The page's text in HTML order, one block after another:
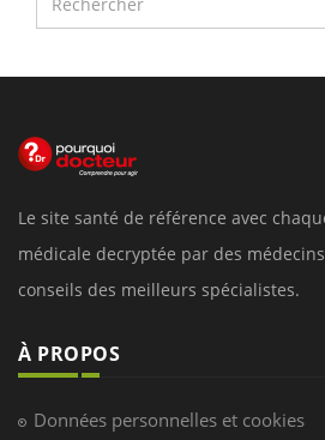
Le site santé de référence avec
médicale decryptée par des
conseils des meilleurs spécialistes.
À PROPOS
Données personnelles et cookies